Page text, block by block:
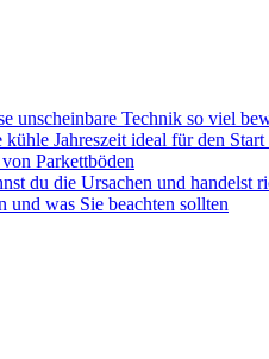
unscheinbare Technik so viel
Jahreszeit ideal für den Start
Parkettböden
du die Ursachen und handelst
und was Sie beachten sollten